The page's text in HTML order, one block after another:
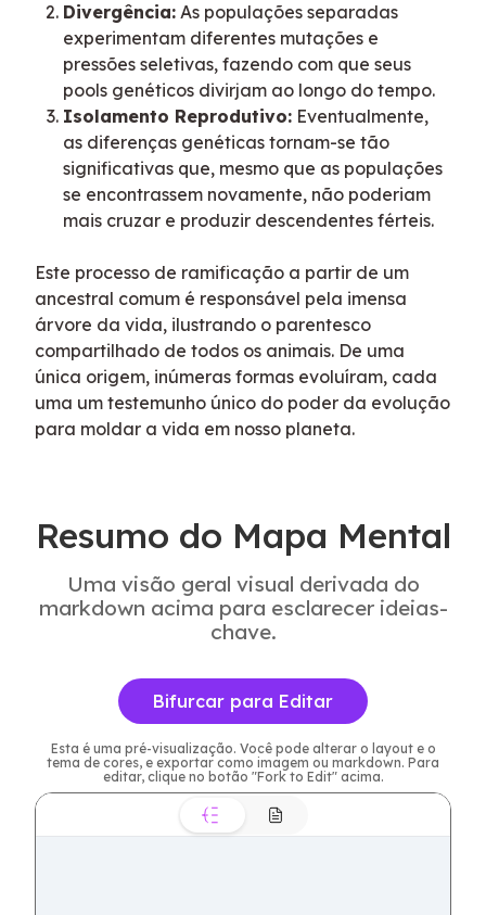
Divergência: As populações separadas
experimentam diferentes mutações e
pressões seletivas, fazendo com que seus
pools genéticos divirjam ao longo do tempo.
Isolamento Reprodutivo: Eventualmente,
as diferenças genéticas tornam-se tão
significativas que, mesmo que as populações
se encontrassem novamente, não poderiam
mais cruzar e produzir descendentes férteis.
Este processo de ramificação a partir de um
ancestral comum é responsável pela imensa
árvore da vida, ilustrando o parentesco
compartilhado de todos os animais. De uma
única origem, inúmeras formas evoluíram, cada
uma um testemunho único do poder da evolução
para moldar a vida em nosso planeta.
Resumo do Mapa Mental
Uma visão geral visual derivada do
markdown acima para esclarecer ideias-
chave.
Bifurcar para Editar
Esta é uma pré-visualização. Você pode alterar o layout e o
tema de cores, e exportar como imagem ou markdown. Para
editar, clique no botão "Fork to Edit" acima.